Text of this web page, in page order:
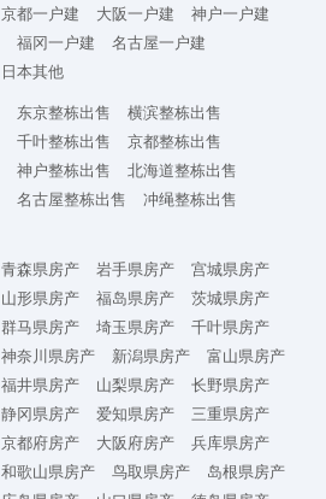
京都一户建 大阪一户建
神户一户建
福冈一户建
名古屋一户建
日本其他
东京整栋出售
横滨整栋出售
千叶整栋出售
京都整栋出售
神户整栋出售
北海道整栋出售
名古屋整栋出售
冲绳整栋出售
青森県房产 岩手県房产
宫城県房产
山形県房产 福岛県房产
茨城県房产
群马県房产 埼玉県房产
千叶県房产
神奈川県房产 新潟県房产
富山県房产
福井県房产 山梨県房产
长野県房产
静冈県房产 爱知県房产
三重県房产
京都府房产 大阪府房产
兵库県房产
和歌山県房产 鸟取県房产
岛根県房产